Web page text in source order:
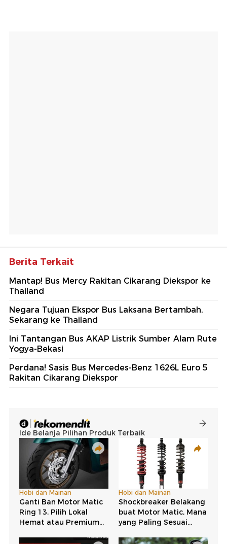
Berita Terkait
Mantap! Bus Mercy Rakitan Cikarang Diekspor ke
Thailand
Negara Tujuan Ekspor Bus Laksana Bertambah,
Sekarang ke Thailand
Ini Tantangan Bus AKAP Listrik Sumber Alam Rute
Yogya-Bekasi
Perdana! Sasis Bus Mercedes-Benz 1626L Euro 5
Rakitan Cikarang Diekspor